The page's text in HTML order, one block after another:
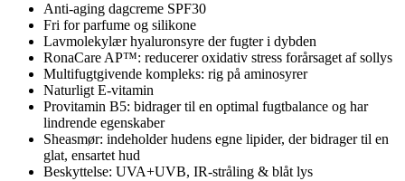
Anti-aging dagcreme SPF30
Fri for parfume og silikone
Lavmolekylær hyaluronsyre der fugter i dybden
RonaCare AP™: reducerer oxidativ stress forårsaget af sollys
Multifugtgivende kompleks: rig på aminosyrer
Naturligt E-vitamin
Provitamin B5: bidrager til en optimal fugtbalance og har
lindrende egenskaber
Sheasmør: indeholder hudens egne lipider, der bidrager til en
glat, ensartet hud
Beskyttelse: UVA+UVB, IR-stråling & blåt lys